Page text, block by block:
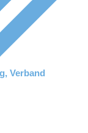
, Verband